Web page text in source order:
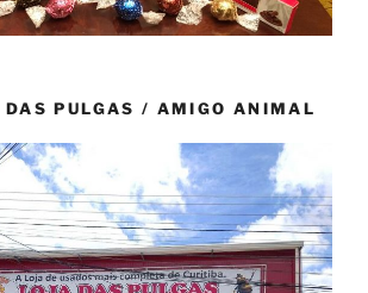
PULGAS / AMIGO ANIMAL